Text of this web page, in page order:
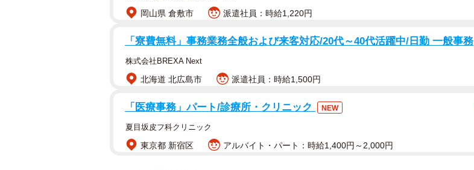
岡山県 倉敷市 派遣社員：時給1,220円
「寮費無料」事務業務全般および来客対応/20代～40代活躍中/日勤 一般事務
株式会社BREXA Next
北海道 北広島市 派遣社員：時給1,500円
「医療事務」パート/診療所・クリニック NEW
夏目坂皮フ科クリニック
東京都 新宿区 アルバイト・パート：時給1,400円～2,000円